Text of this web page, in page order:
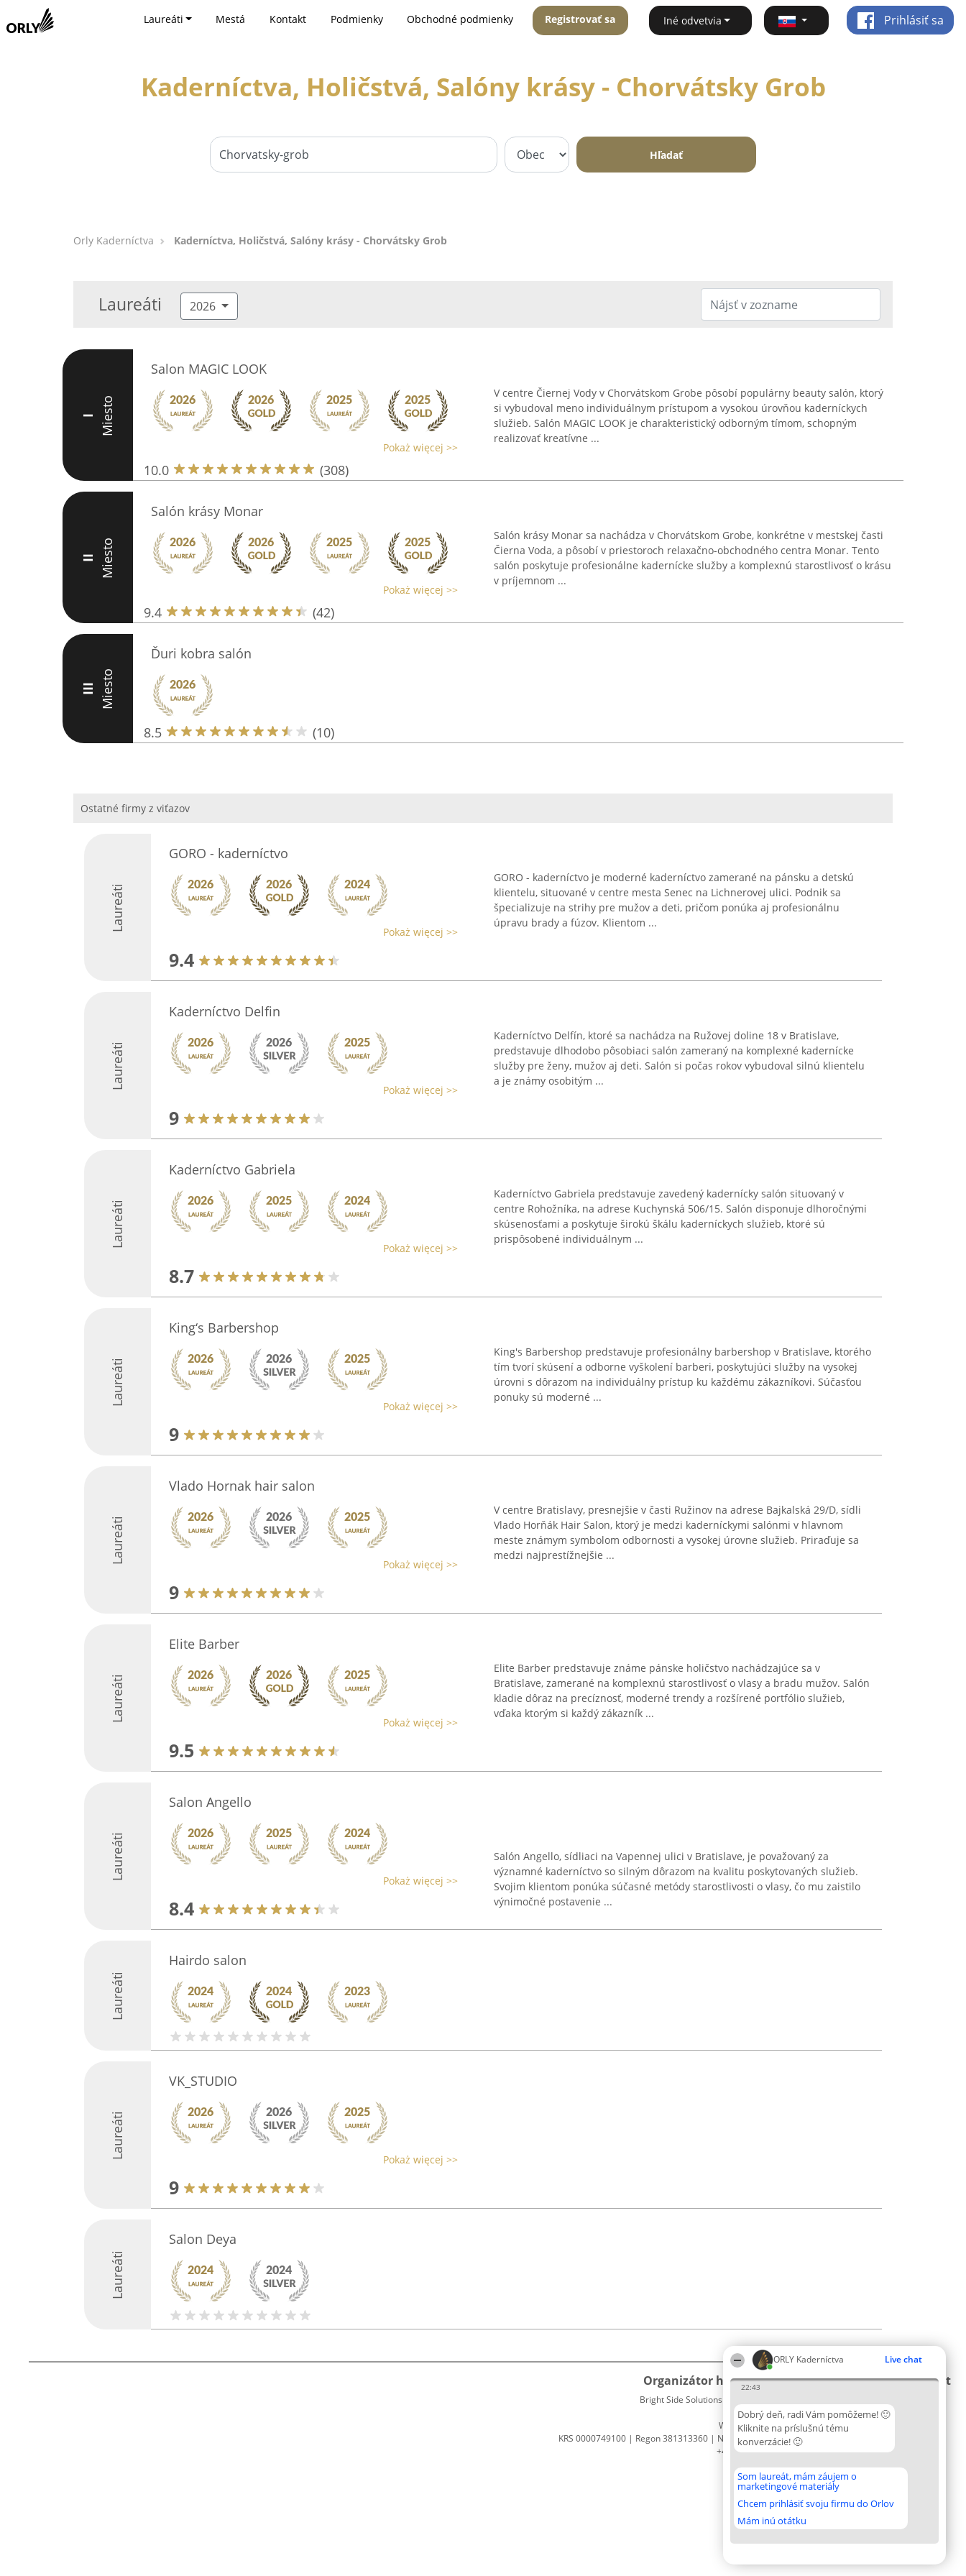
ORLY Kaderníctva Live chat
22:43
Dobrý deň, radi Vám pomôžeme! 🙂
Kliknite na príslušnú tému
konverzácie! 🙂
Som laureát, mám záujem o
marketingové materiály
Chcem prihlásiť svoju firmu do Orlov
Mám inú otátku
Laureáti Mestá Kontakt Podmienky Obchodné podmienky Registrovať sa Iné odvetvia Prihlásiť sa
Kaderníctva, Holičstvá, Salóny krásy - Chorvátsky Grob
Hľadať
Orly Kaderníctva Kaderníctva, Holičstvá, Salóny krásy - Chorvátsky Grob
Laureáti 2026
I Miesto
Salon MAGIC LOOK
Pokaż więcej >>
10.0 (308)
V centre Čiernej Vody v Chorvátskom Grobe pôsobí populárny beauty salón, ktorý
si vybudoval meno individuálnym prístupom a vysokou úrovňou kaderníckych
služieb. Salón MAGIC LOOK je charakteristický odborným tímom, schopným
realizovať kreatívne ...
II Miesto
Salón krásy Monar
Pokaż więcej >>
9.4 (42)
Salón krásy Monar sa nachádza v Chorvátskom Grobe, konkrétne v mestskej časti
Čierna Voda, a pôsobí v priestoroch relaxačno-obchodného centra Monar. Tento
salón poskytuje profesionálne kadernícke služby a komplexnú starostlivosť o krásu
v príjemnom ...
III Miesto
Ďuri kobra salón
8.5 (10)
Ostatné firmy z viťazov
Laureáti
GORO - kaderníctvo
Pokaż więcej >>
9.4
GORO - kaderníctvo je moderné kaderníctvo zamerané na pánsku a detskú
klientelu, situované v centre mesta Senec na Lichnerovej ulici. Podnik sa
špecializuje na strihy pre mužov a deti, pričom ponúka aj profesionálnu
úpravu brady a fúzov. Klientom ...
Laureáti
Kaderníctvo Delfin
Pokaż więcej >>
9
Kaderníctvo Delfín, ktoré sa nachádza na Ružovej doline 18 v Bratislave,
predstavuje dlhodobo pôsobiaci salón zameraný na komplexné kadernícke
služby pre ženy, mužov aj deti. Salón si počas rokov vybudoval silnú klientelu
a je známy osobitým ...
Laureáti
Kaderníctvo Gabriela
Pokaż więcej >>
8.7
Kaderníctvo Gabriela predstavuje zavedený kadernícky salón situovaný v
centre Rohožníka, na adrese Kuchynská 506/15. Salón disponuje dlhoročnými
skúsenosťami a poskytuje širokú škálu kaderníckych služieb, ktoré sú
prispôsobené individuálnym ...
Laureáti
King‘s Barbershop
Pokaż więcej >>
9
King's Barbershop predstavuje profesionálny barbershop v Bratislave, ktorého
tím tvorí skúsení a odborne vyškolení barberi, poskytujúci služby na vysokej
úrovni s dôrazom na individuálny prístup ku každému zákazníkovi. Súčasťou
ponuky sú moderné ...
Laureáti
Vlado Hornak hair salon
Pokaż więcej >>
9
V centre Bratislavy, presnejšie v časti Ružinov na adrese Bajkalská 29/D, sídli
Vlado Horňák Hair Salon, ktorý je medzi kaderníckymi salónmi v hlavnom
meste známym symbolom odbornosti a vysokej úrovne služieb. Priraďuje sa
medzi najprestížnejšie ...
Laureáti
Elite Barber
Pokaż więcej >>
9.5
Elite Barber predstavuje známe pánske holičstvo nachádzajúce sa v
Bratislave, zamerané na komplexnú starostlivosť o vlasy a bradu mužov. Salón
kladie dôraz na precíznosť, moderné trendy a rozšírené portfólio služieb,
vďaka ktorým si každý zákazník ...
Laureáti
Salon Angello
Pokaż więcej >>
8.4
Salón Angello, sídliaci na Vapennej ulici v Bratislave, je považovaný za
významné kaderníctvo so silným dôrazom na kvalitu poskytovaných služieb.
Svojim klientom ponúka súčasné metódy starostlivosti o vlasy, čo mu zaistilo
výnimočné postavenie ...
Laureáti
Hairdo salon
Laureáti
VK_STUDIO
Pokaż więcej >>
9
Laureáti
Salon Deya
Organizátor hodnotenia
Bright Side Solutions sp. z o. o. sp. k.
ul. Ruska 22
Wrocław 50-079
KRS 0000749100 | Regon 381313360 | NIP 8943132676
+48 508 492 400
Hodnotenie
Lista
wszystkich
Podmienky
podmienky
Zásady
ochrany
údajov
Kontakt